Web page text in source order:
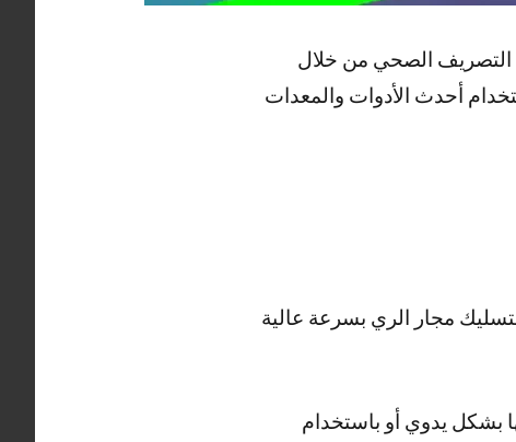
التصريف الصحي من خلال
أحدث الأدوات والمعدات
مجار الري بسرعة عالية
يدوي أو باستخدام